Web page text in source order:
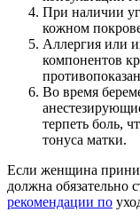
При наличии
кожном
Аллергия или
компонентов
Во время
терпеть боль,
тонуса матки.
Если женщина
должна обязательно
рекомендации по